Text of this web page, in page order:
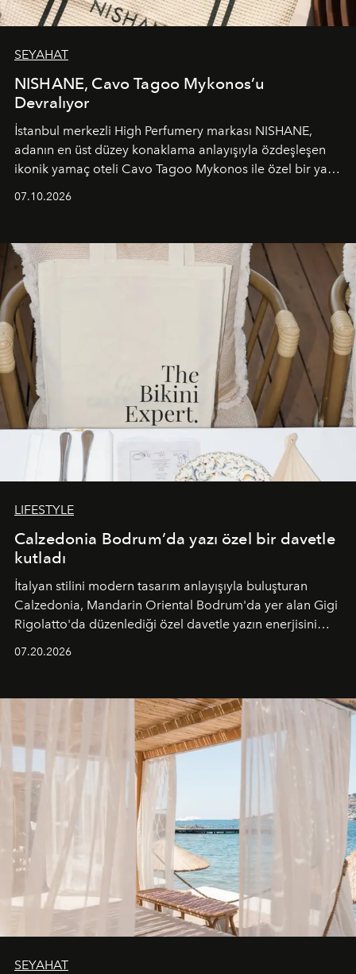
SEYAHAT
NISHANE, Cavo Tagoo Mykonos’u
Devralıyor
İstanbul merkezli High Perfumery markası NISHANE,
adanın en üst düzey konaklama anlayışıyla özdeşleşen
ikonik yamaç oteli Cavo Tagoo Mykonos ile özel bir yaz
buluşturarak markanın Cavo Tagoo’daki varlığını
sürükleyici ve mevsime özel bir deneyime dönüştürüyor.
07.10.2026
LIFESTYLE
Calzedonia Bodrum’da yazı özel bir davetle
kutladı
İtalyan stilini modern tasarım anlayışıyla buluşturan
Calzedonia, Mandarin Oriental Bodrum'da yer alan Gigi
Rigolatto'da düzenlediği özel davetle yazın enerjisini
07.20.2026
SEYAHAT